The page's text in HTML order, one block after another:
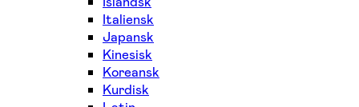
Italiensk
Japansk
Kinesisk
Koreansk
Kurdisk